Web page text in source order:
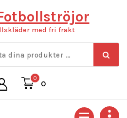
med fri frakt
0
0